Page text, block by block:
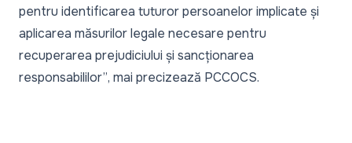
pentru identificarea tuturor persoanelor implicate și
aplicarea măsurilor legale necesare pentru
recuperarea prejudiciului și sancționarea
responsabililor”, mai precizează PCCOCS.